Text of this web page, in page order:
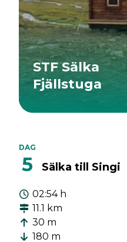
STF Sälka
Fjällstuga
DAG
5 Sälka till Singi
02:54 h
11.1 km
30 m
180 m